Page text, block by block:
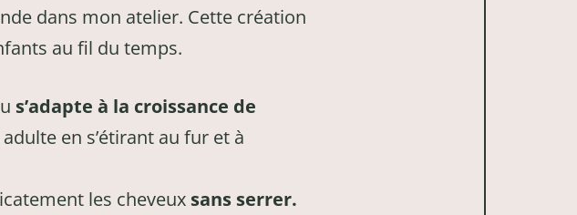
dans mon atelier. Cette création
au fil du temps.
s’adapte à la croissance de
en s’étirant au fur et à
les cheveux sans serrer.